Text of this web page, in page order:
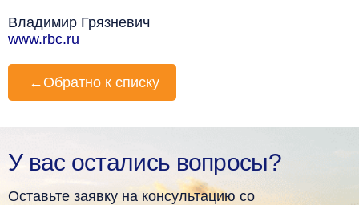
Владимир Грязневич
www.rbc.ru
← Обратно к списку
У вас остались вопросы?
Оставьте заявку на консультацию со